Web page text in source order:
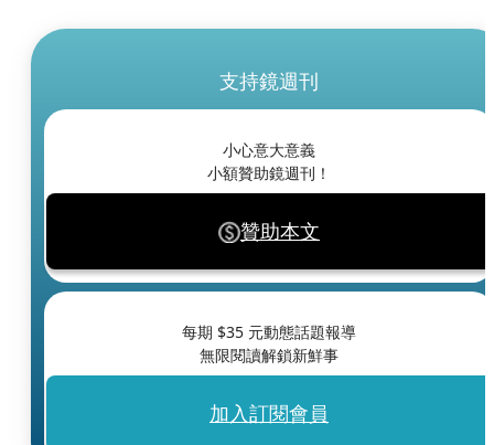
支持鏡週刊
小心意大意義
小額贊助鏡週刊！
贊助本文
每期 $35 元動態話題報導
無限閱讀解鎖新鮮事
加入訂閱會員